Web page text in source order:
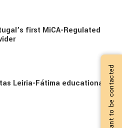
first MiCA-Regulated
Leiria-Fátima educational
I want to be contacted